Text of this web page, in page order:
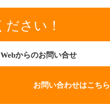
さい！
Webからのお問い合せ
お問い合わせはこちら